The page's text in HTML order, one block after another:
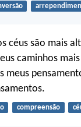
céus são mais
caminhos
meus
compreensão